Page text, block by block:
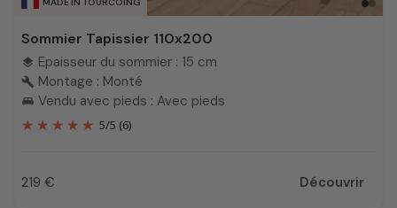
MADE IN TOURCOING
Sommier Tapissier 110x200
layers Epaisseur du sommier : 15 cm
build Montage : Monté
king_bed Vendu avec pieds : Avec pieds
5/5 (6)
Prix
219 € Découvrir